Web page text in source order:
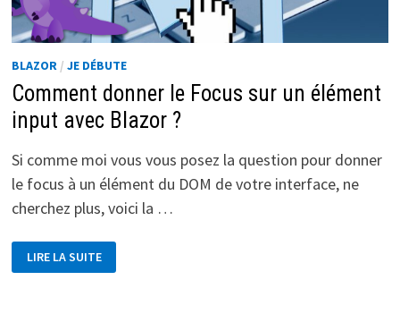
BLAZOR/ JE DÉBUTE
Comment donner le Focus sur un élément
input avec Blazor ?
Si comme moi vous vous posez la question pour donner
le focus à un élément du DOM de votre interface, ne
cherchez plus, voici la …
COMMENT
DONNER
LE
LIRE LA SUITE